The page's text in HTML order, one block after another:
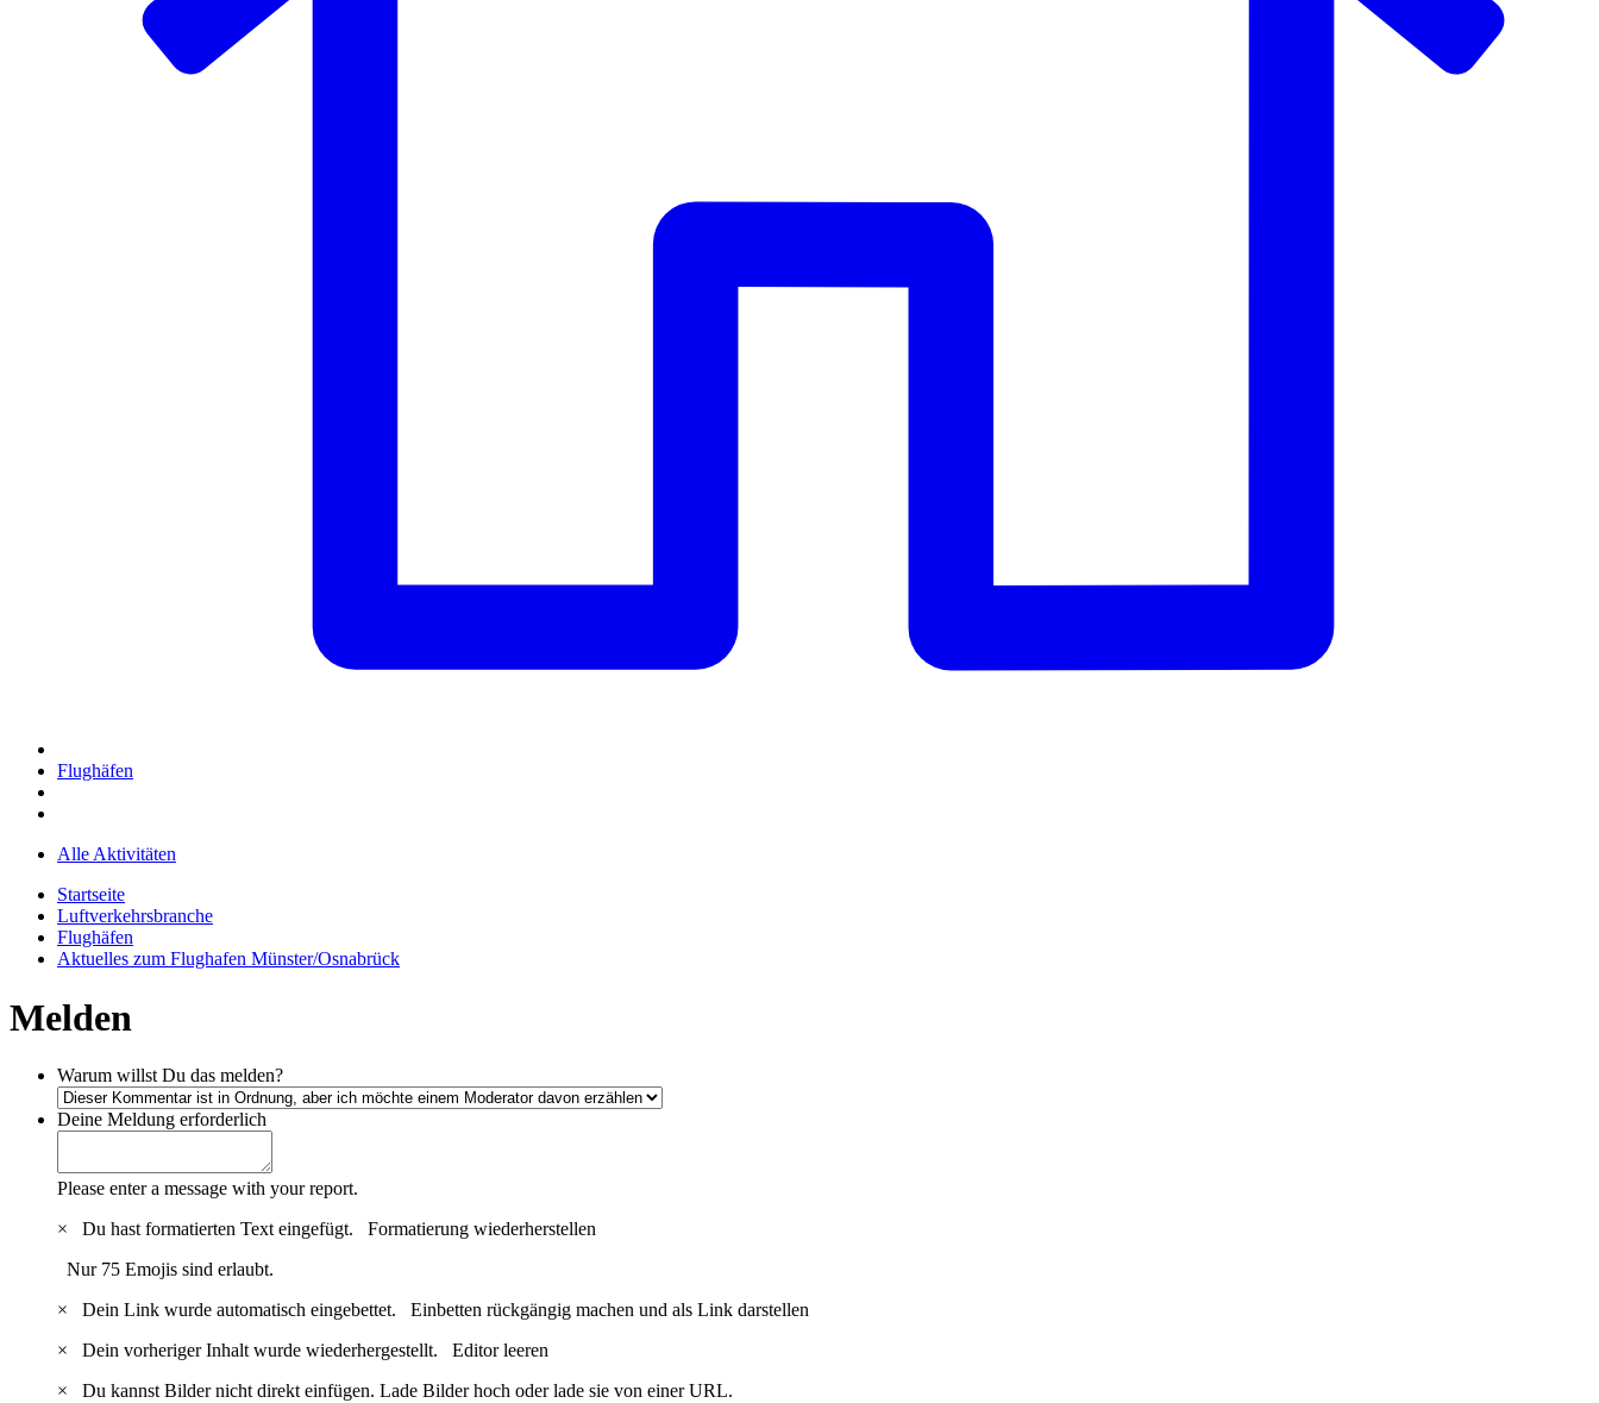
Flughäfen
Alle Aktivitäten
Startseite
Luftverkehrsbranche
Flughäfen
Aktuelles zum Flughafen Münster/Osnabrück
Melden
Warum willst Du das melden?
Deine Meldung erforderlich
Please enter a message with your report.
×
Du hast formatierten Text eingefügt. Formatierung wiederherstellen
Nur 75 Emojis sind erlaubt.
×
Dein Link wurde automatisch eingebettet. Einbetten rückgängig machen und als Link darstellen
×
Dein vorheriger Inhalt wurde wiederhergestellt. Editor leeren
×
Du kannst Bilder nicht direkt einfügen. Lade Bilder hoch oder lade sie von einer URL.